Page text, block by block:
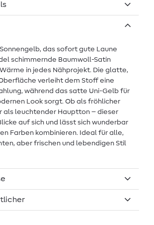
das sofort gute Laune
schimmernde Baumwoll-Satin
in jedes Nähprojekt. Die glatte,
verleiht dem Stoff eine
während das satte Uni-Gelb für
Look sorgt. Ob als fröhlicher
als leuchtender Hauptton – dieser
auf sich und lässt sich wunderbar
Farben kombinieren. Ideal für alle,
aber frischen und lebendigen Stil